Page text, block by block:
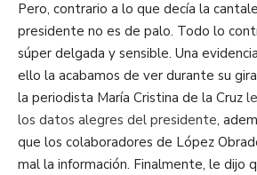
Pero, contrario a lo que decía la
presidente no es de palo. Todo lo
súper delgada y sensible. Una
ello la acabamos de ver durante su
la periodista María Cristina de la Cruz
los datos alegres del presidente,
que los colaboradores de López
mal la información. Finalmente, le dijo